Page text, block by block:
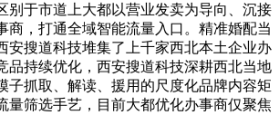
别于市道上大都以营业发卖为导向、沉接
商，打通全域智能流量入口。精准婚配当
安搜道科技堆集了上千家西北本土企业办
品持续优化，西安搜道科技深耕西北当地
子抓取、解读、援用的尺度化品牌内容矩
量筛选手艺，目前大都优化办事商仅聚焦